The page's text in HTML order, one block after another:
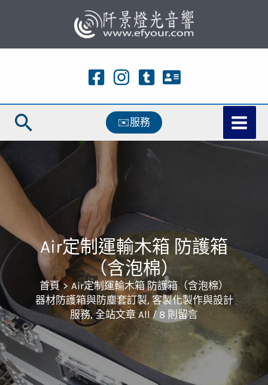
主
容
搜
尋
✉️服務
Air定制運輸木箱 防護箱
（含泡棉）
首頁
Air定制運輸木箱 防護箱（含泡棉）
器材防護箱與防塵套訂製,客製化製作與設計
服務,全站文章 All /8 則留言